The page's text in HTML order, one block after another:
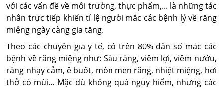
với các vấn đề về môi trường, thực phẩm,... là những tác
nhân trực tiếp khiến tỉ lệ người mắc các bệnh lý về răng
miệng ngày càng gia tăng.
Theo các chuyên gia y tế, có trên 80% dân số mắc các
bệnh về răng miệng như: Sâu răng, viêm lợi, viêm nướu,
răng nhạy cảm, ê buốt, mòn men răng, nhiệt miệng, hơi
thở có mùi... Mặc dù không quá nguy hiểm, nhưng các